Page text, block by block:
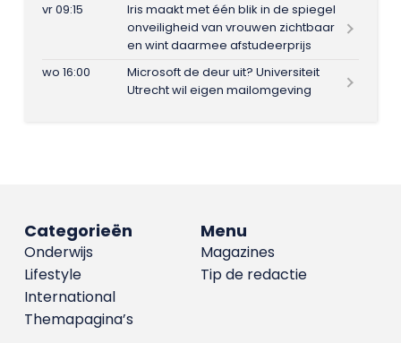
vr 09:15
Iris maakt met één blik in de spiegel
onveiligheid van vrouwen zichtbaar
en wint daarmee afstudeerprijs
wo 16:00
Microsoft de deur uit? Universiteit
Utrecht wil eigen mailomgeving
Menu
Magazines
Tip de redactie
Categorieën
Onderwijs
Lifestyle
International
Themapagina’s